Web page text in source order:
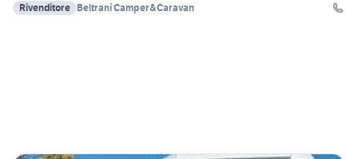
Rivenditore Beltrani Camper&Caravan